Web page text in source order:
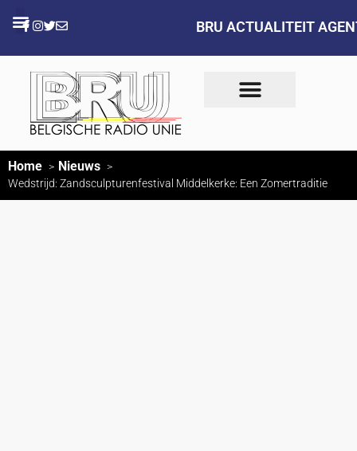
BRU ACTUALITEIT
Home Nieuws
Wedstrijd: Zandsculpturenfestival Middelkerke: Een Zomertraditie